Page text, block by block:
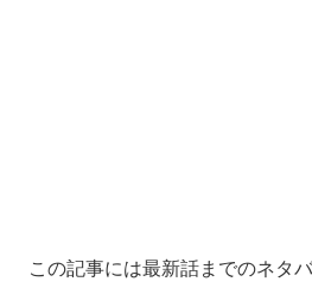
この記事には最新話までのネタ